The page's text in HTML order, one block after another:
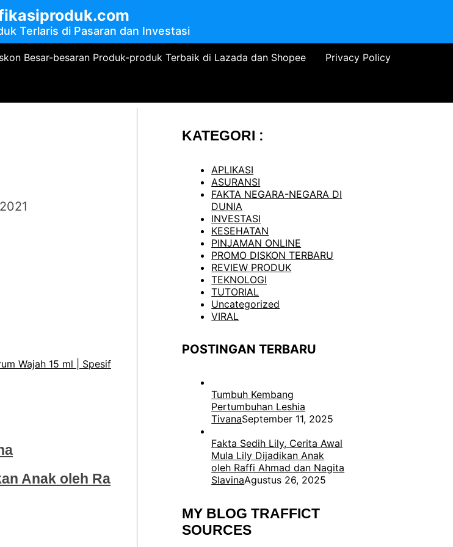
Terlaris di Pasaran dan Investasi
Besar-besaran Produk-produk Terbaik di Lazada dan Shopee Privacy Policy
Wajah 15 ml | Spesif
Anak oleh Ra
KATEGORI :
APLIKASI
ASURANSI
FAKTA NEGARA-NEGARA DI
DUNIA
INVESTASI
KESEHATAN
PINJAMAN ONLINE
PROMO DISKON TERBARU
REVIEW PRODUK
TEKNOLOGI
TUTORIAL
Uncategorized
VIRAL
POSTINGAN TERBARU
Tumbuh Kembang
Pertumbuhan Leshia
TivanaSeptember 11, 2025
Fakta Sedih Lily, Cerita Awal
Mula Lily Dijadikan Anak
oleh Raffi Ahmad dan Nagita
SlavinaAgustus 26, 2025
MY BLOG TRAFFICT
SOURCES